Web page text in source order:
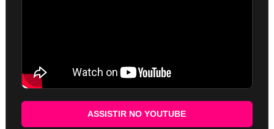
ASSISTIR NO YOUTUBE